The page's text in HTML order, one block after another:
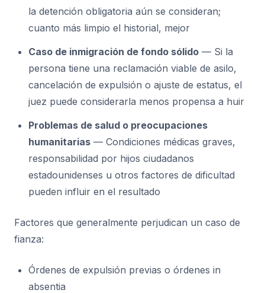
la detención obligatoria aún se consideran;
cuanto más limpio el historial, mejor
Caso de inmigración de fondo sólido — Si la
persona tiene una reclamación viable de asilo,
cancelación de expulsión o ajuste de estatus, el
juez puede considerarla menos propensa a huir
Problemas de salud o preocupaciones
humanitarias — Condiciones médicas graves,
responsabilidad por hijos ciudadanos
estadounidenses u otros factores de dificultad
pueden influir en el resultado
Factores que generalmente perjudican un caso de
fianza:
Órdenes de expulsión previas o órdenes in
absentia